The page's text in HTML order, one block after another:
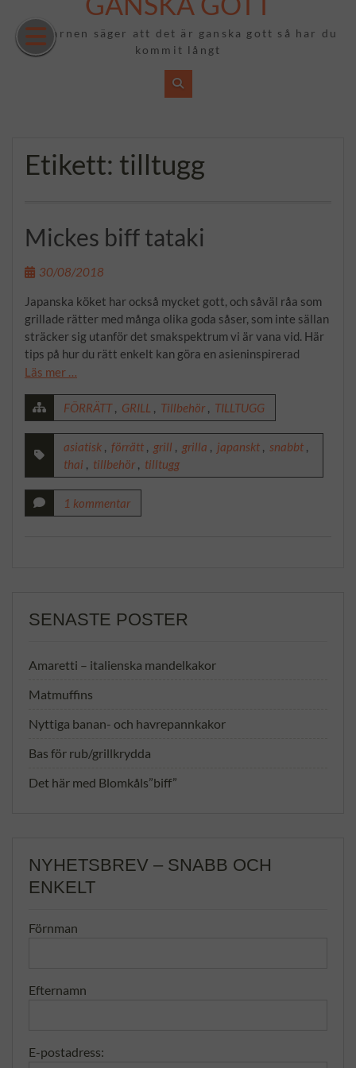
innehåll
Om barnen säger att det är ganska gott så har du
kommit långt
Etikett: tilltugg
Mickes biff tataki
30/08/2018
Japanska köket har också mycket gott, och såväl råa som
grillade rätter med många olika goda såser, som inte sällan
sträcker sig utanför det smakspektrum vi är vana vid. Här
tips på hur du rätt enkelt kan göra en asieninspirerad
Läs mer …
FÖRRÄTT , GRILL , Tillbehör , TILLTUGG
asiatisk , förrätt , grill , grilla , japanskt , snabbt ,
thai , tillbehör , tilltugg
1 kommentar
SENASTE POSTER
Amaretti – italienska mandelkakor
Matmuffins
Nyttiga banan- och havrepannkakor
Bas för rub/grillkrydda
Det här med Blomkåls”biff”
NYHETSBREV – SNABB OCH
ENKELT
Förnman
Efternamn
E-postadress: